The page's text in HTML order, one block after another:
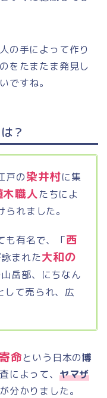
の手によって作り
をたまたま発見し
ですね。
？
戸の染井村に集
木職人たちによ
れました。
も有名で、「西
まれた大和の
岳部、にちなん
して売られ、広
命という日本の博
によって、 ヤマザ
分かりました。